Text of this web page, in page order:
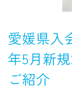
愛媛県入
年5月新
ご紹介